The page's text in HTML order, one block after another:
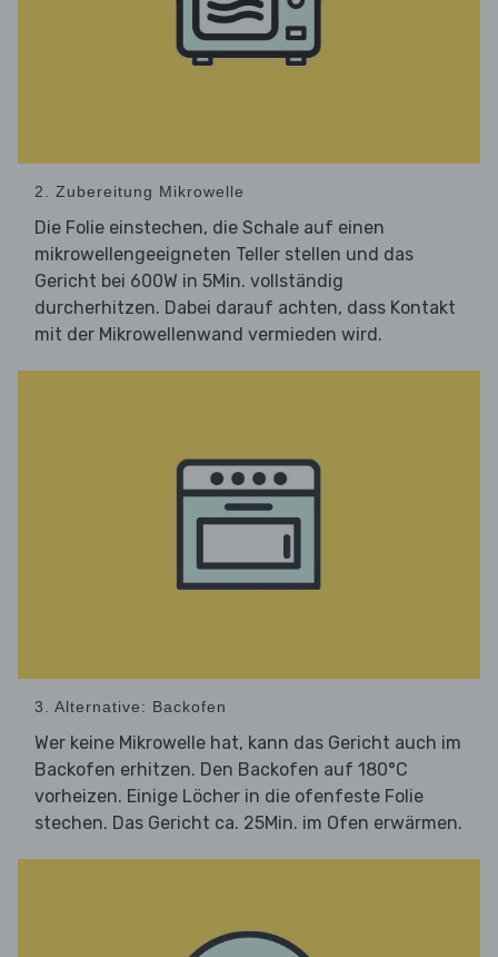
2. Zubereitung Mikrowelle
Die Folie einstechen, die Schale auf einen
mikrowellengeeigneten Teller stellen und das
Gericht bei 600W in 5Min. vollständig
durcherhitzen. Dabei darauf achten, dass Kontakt
mit der Mikrowellenwand vermieden wird.
3. Alternative: Backofen
Wer keine Mikrowelle hat, kann das Gericht auch im
Backofen erhitzen. Den Backofen auf 180°C
vorheizen. Einige Löcher in die ofenfeste Folie
stechen. Das Gericht ca. 25Min. im Ofen erwärmen.